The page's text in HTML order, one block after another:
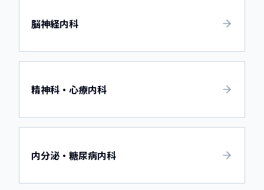
脳神経内科
精神科・心療内科
内分泌・糖尿病内科